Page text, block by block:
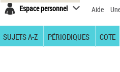
Espace personnel Aide
SUJETS A-Z PÉRIODIQUES COTE